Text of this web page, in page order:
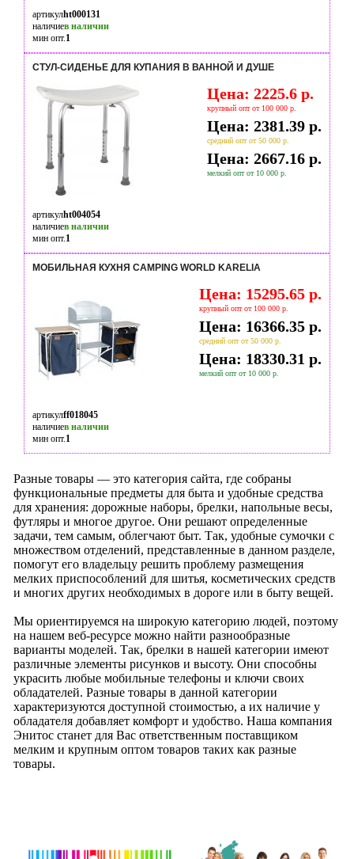
артикулht000131
наличиев наличии
мин опт.1
СТУЛ-СИДЕНЬЕ ДЛЯ КУПАНИЯ В ВАННОЙ И ДУШЕ
Цена: 2225.6 р.
крупный опт от 100 000 р.
Цена: 2381.39 р.
средний опт от 50 000 р.
Цена: 2667.16 р.
мелкий опт от 10 000 р.
артикулht004054
наличиев наличии
мин опт.1
МОБИЛЬНАЯ КУХНЯ CAMPING WORLD KARELIA
Цена: 15295.65 р.
крупный опт от 100 000 р.
Цена: 16366.35 р.
средний опт от 50 000 р.
Цена: 18330.31 р.
мелкий опт от 10 000 р.
артикулff018045
наличиев наличии
мин опт.1
Разные товары — это категория сайта, где собраны
функциональные предметы для быта и удобные средства
для хранения: дорожные наборы, брелки, напольные весы,
футляры и многое другое. Они решают определенные
задачи, тем самым, облегчают быт. Так, удобные сумочки с
множеством отделений, представленные в данном разделе,
помогут его владельцу решить проблему размещения
мелких приспособлений для шитья, косметических средств
и многих других необходимых в дороге или в быту вещей.
Мы ориентируемся на широкую категорию людей, поэтому
на нашем веб-ресурсе можно найти разнообразные
варианты моделей. Так, брелки в нашей категории имеют
различные элементы рисунков и высоту. Они способны
украсить любые мобильные телефоны и ключи своих
обладателей. Разные товары в данной категории
характеризуются доступной стоимостью, а их наличие у
обладателя добавляет комфорт и удобство. Наша компания
Энитос станет для Вас ответственным поставщиком
мелким и крупным оптом товаров таких как разные
товары.